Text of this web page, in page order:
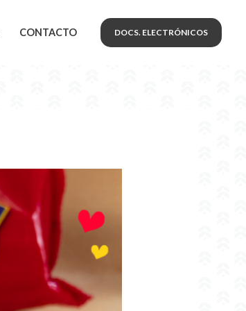
CONTACTO DOCS. ELECTRÓNICOS